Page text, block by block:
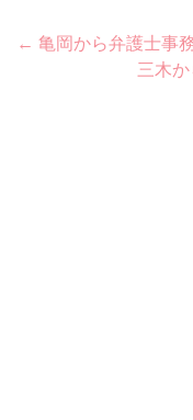
Post
← 亀岡から弁護士事
三木